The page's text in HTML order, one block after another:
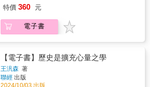
由民主，這是不可能的。」「嚴格來說，不是
中國有悠久的大一統傳統，而是中國文明多次
透過大一統實現了完全的社會解體，然後在人
著作更接地氣，也是博大「民族發明學」的精
華版入門書。★顛覆常見的歷史觀念，告訴你
「中國」、「中華民族」、「漢族」、「華
夏」、「炎黃子孫」這些概念是基於何種目的
分析師在其中所扮演的角色。──溫佛瑞德．里
世界大戰尚未結束前，精神病學與心理學專家
便一直試圖了解納粹首領的內心世界。丁斯戴
爾以嶄新的角度看待人類的邪惡天性，以及我
們試著想去解讀的意圖。這是一本不容錯過的
著作。──西蒙．威斯利（Simon Wessely），
英國皇家精神科醫學院教授
學課程，望能以跨學科、全景式眼光構建人類
的既定刻板概念，跨越自然科學與人文科學之
間的界限，提出了一個全新的視角。作者認
為，將人類的故事生硬地劃分為「科學」與
刻的聯繫與互動。從宇宙的誕生開始，作者帶
領讀者探索從137億年前的宇宙演化，一直到近
百年人類進入工業化時代的歷程，這一過程涵
據，以免犯下相同的錯誤。正因如此，人類的
智慧才得以積累。然而，欲逐一瞭解數千年之
久的歷史談何容易？為此，《How It Works知
式、宗教信仰直至社會活動；接著，「古今建
物」將帶讀者盡覽眾多的偉大建築；在「時代
之作」中，則可見識人類為了解決問題而打造
的各式器物和機具；最後，「人文足跡」列舉
特價 360 元
電子書
【電子書】歷史是擴充心量之學
王汎森 著
聯經 出版